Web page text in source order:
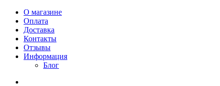
О магазине
Оплата
Доставка
Контакты
Отзывы
Информация
Блог